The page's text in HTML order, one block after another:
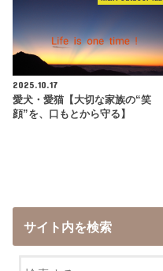
2025.10.17
愛犬・愛猫【大切な家族の“笑
顔”を、口もとから守る】
サイト内を検索